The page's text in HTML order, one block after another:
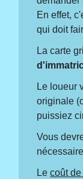
En effet,
qui doit
La carte
Le loueur
originale
puissiez
Vous
Lecoût